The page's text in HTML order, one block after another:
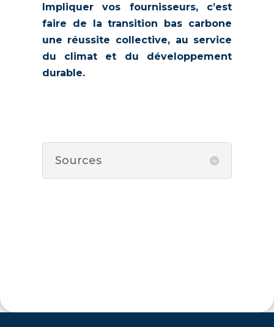
Impliquer vos fournisseurs, c’est
faire de la transition bas carbone
une réussite collective, au service
du climat et du développement
durable.
Sources